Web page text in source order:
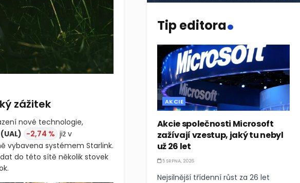
zážitek
nové technologie,
(UAL) -2,74 % již v
vybavena systémem Starlink.
do této sítě několik stovek
Tip editora.
AKCIE
Akcie společnosti Microsoft
zažívají vzestup, jaký tu nebyl
už 26 let
5 SRPNA, 2026
Nejsilnější třídenní růst za 26 let